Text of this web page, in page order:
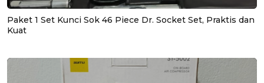
Paket 1 Set Kunci Sok 46 Piece Dr. Socket Set, Praktis dan
Kuat